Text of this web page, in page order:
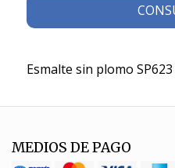
Esmalte sin plomo
MEDIOS DE PAGO